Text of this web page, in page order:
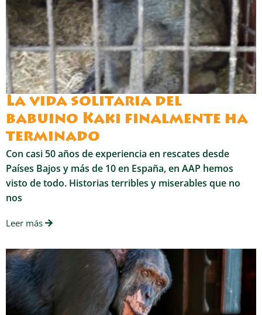
La vida solitaria del
babuino Kaki finalmente ha
terminado
Con casi 50 años de experiencia en rescates desde
Países Bajos y más de 10 en España, en AAP hemos
visto de todo. Historias terribles y miserables que no
nos
Leer más